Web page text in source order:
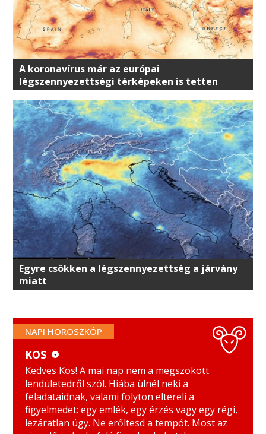
A koronavírus már az európai
légszennyezettségi térképeken is tetten
érhető
Egyre csökken a légszennyezettség a járvány
miatt
NAPI HOROSZKÓP
KOS
BIKA
IKREK
SKORPIÓ
NYILAS
KOS
Kedves Kos! A mai nap nem a megszokott
lendületedről szól. Hiába ülnél neki a
feladataidnak, valami folyton eltereli a
figyelmedet: egy emlék, egy érzés vagy egy régi,
lezáratlan ügy. Ne erőltesd a tempót. Most az